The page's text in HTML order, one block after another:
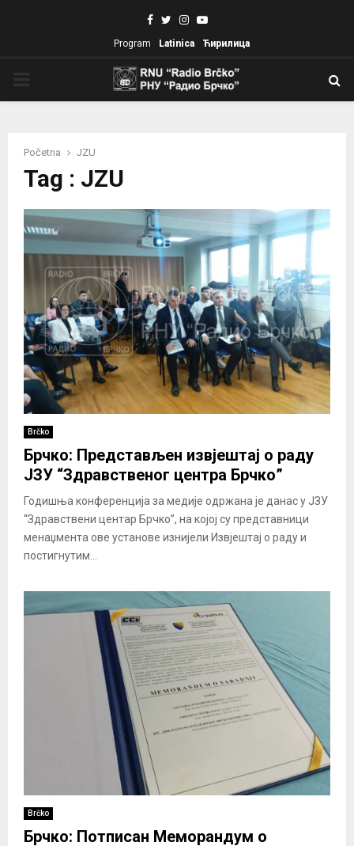
Facebook
TwitterInstagram
Youtube
Program Latinica Ћирилица
Početna JZU
Tag : JZU
Brčko
Брчко: Представљен извјештај о раду
ЈЗУ “Здравственог центра Брчко”
Годишња конференција за медије одржана је данас у ЈЗУ
“Здравствени центар Брчко”, на којој су представници
менаџмента ове установе изнијели Извјештај о раду и
постигнутим...
Brčko
Брчко: Потписан Меморандум о